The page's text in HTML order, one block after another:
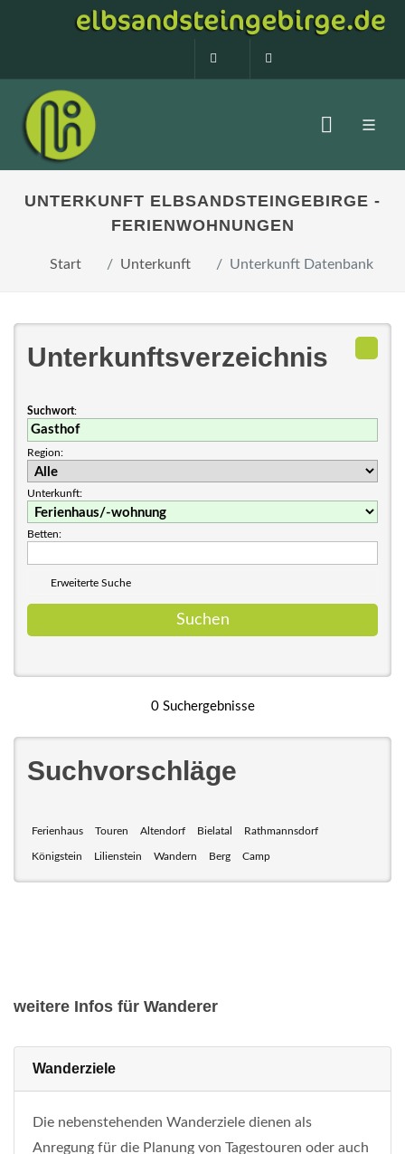
0160 99873408
UNTERKUNFT ELBSANDSTEINGEBIRGE -
FERIENWOHNUNGEN
Start Unterkunft Unterkunft Datenbank
Unterkunftsverzeichnis
Suchwort:
Region:
Unterkunft:
Betten:
Erweiterte Suche
0 Suchergebnisse
Suchvorschläge
Ferienhaus Touren Altendorf Bielatal Rathmannsdorf
Königstein Lilienstein Wandern Berg Camp
weitere Infos für Wanderer
Wanderziele
Die nebenstehenden Wanderziele dienen als
Anregung für die Planung von Tagestouren oder auch